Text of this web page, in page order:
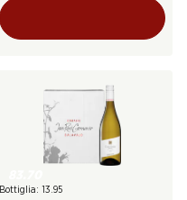
Bottiglia: 13.95